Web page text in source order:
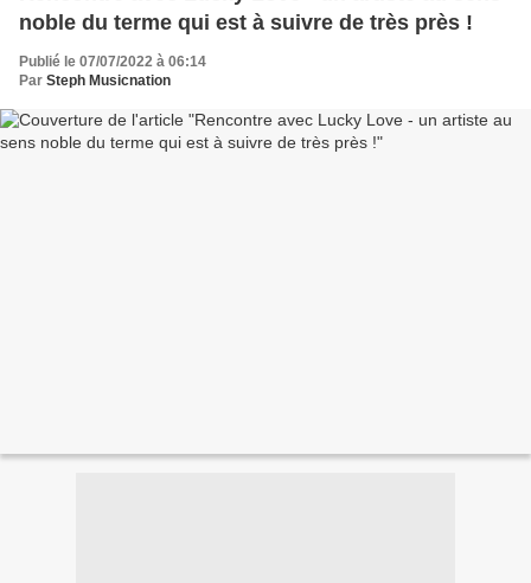
noble du terme qui est à suivre de très près !
Publié le 07/07/2022 à 06:14
Par Steph Musicnation